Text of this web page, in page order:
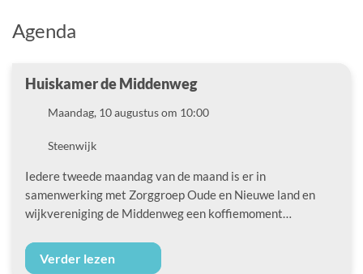
Agenda
Huiskamer de Middenweg
DatumMaandag, 10 augustus om 10:00
LocatieSteenwijk
Iedere tweede maandag van de maand is er in
samenwerking met Zorggroep Oude en Nieuwe land en
wijkvereniging de Middenweg een koffiemoment…
Verder lezen